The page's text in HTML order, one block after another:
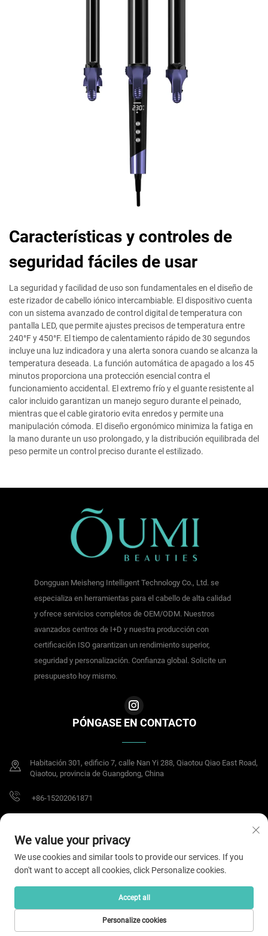
Características y controles de
seguridad fáciles de usar
La seguridad y facilidad de uso son fundamentales en el diseño de
este rizador de cabello iónico intercambiable. El dispositivo cuenta
con un sistema avanzado de control digital de temperatura con
pantalla LED, que permite ajustes precisos de temperatura entre
240°F y 450°F. El tiempo de calentamiento rápido de 30 segundos
incluye una luz indicadora y una alerta sonora cuando se alcanza la
temperatura deseada. La función automática de apagado a los 45
minutos proporciona una protección esencial contra el
funcionamiento accidental. El extremo frío y el guante resistente al
calor incluido garantizan un manejo seguro durante el peinado,
mientras que el cable giratorio evita enredos y permite una
manipulación cómoda. El diseño ergonómico minimiza la fatiga en
la mano durante un uso prolongado, y la distribución equilibrada del
peso permite un control preciso durante el estilizado.
Dongguan Meisheng Intelligent Technology Co., Ltd. se
especializa en herramientas para el cabello de alta calidad
y ofrece servicios completos de OEM/ODM. Nuestros
avanzados centros de I+D y nuestra producción con
certificación ISO garantizan un rendimiento superior,
seguridad y personalización. Confianza global. Solicite un
presupuesto hoy mismo.
PÓNGASE EN CONTACTO
Habitación 301, edificio 7, calle Nan Yi 288, Qiaotou Qiao East Road,
Qiaotou, provincia de Guangdong, China
+86-15202061871
Derechos de autor © 2025 Dongguan Meisheng Intelligent Technology Co.,Ltd.
Todos los derechos reservados. Política de privacidad
CORREO
We value your privacy
We use cookies and similar tools to provide our services. If you
don't want to accept all cookies, click Personalize cookies.
Personalize cookies
Accept all